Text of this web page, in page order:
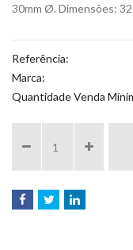
30mm Ø. Dimensões:
Referência:
Marca:
Quantidade Venda